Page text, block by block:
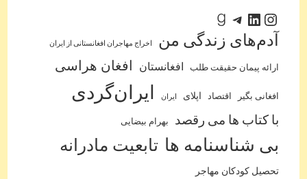
اینستاگرم لینکداین تلگرام گودریدز
آدم‌‌های زندگی من اخراج مهاجران افغانستانی از ایران
ارائه پیمان حقیقت طلب افغانستان افغان هراسی
افغانی بگیر اقتصاد اپلای ایران ایران‌گردی
با کتاب ها می رقصد بهرام بیضایی
بی شناسنامه ها تابعیت مادرانه
تحصیل کودکان مهاجر